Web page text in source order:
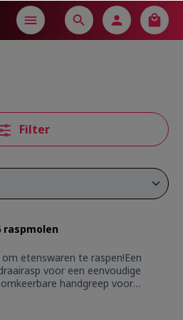
Filter
raspmolen
etenswaren te raspen!Een
voor een eenvoudige
handgreep voor
gebruik.Gemaakt van
langdurig gebruik.Snelle en